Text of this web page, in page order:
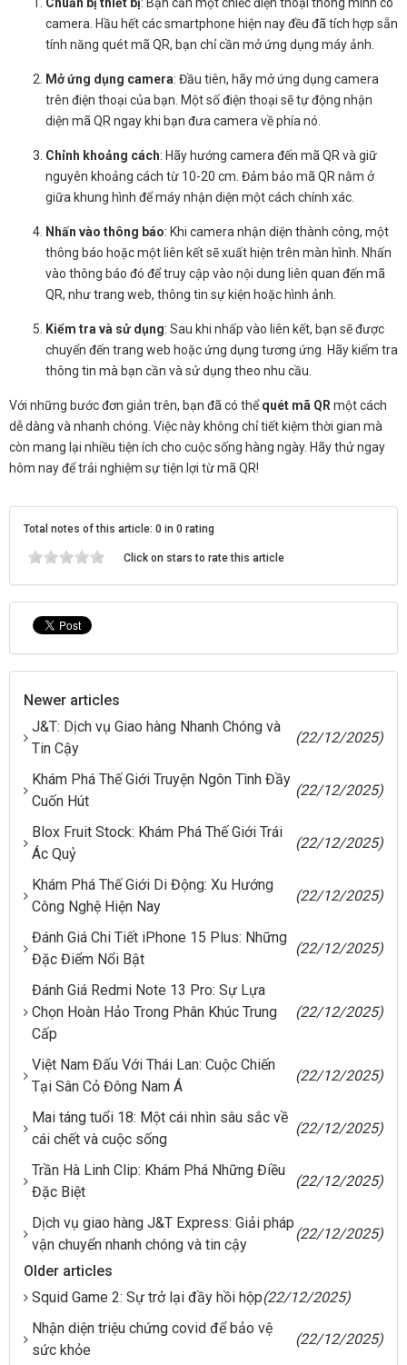
camera. Hầu hết các smartphone hiện nay đều đã tích hợp sẵn
tính năng quét mã QR, bạn chỉ cần mở ứng dụng máy ảnh.
Mở ứng dụng camera: Đầu tiên, hãy mở ứng dụng camera
trên điện thoại của bạn. Một số điện thoại sẽ tự động nhận
diện mã QR ngay khi bạn đưa camera về phía nó.
Chỉnh khoảng cách: Hãy hướng camera đến mã QR và giữ
nguyên khoảng cách từ 10-20 cm. Đảm bảo mã QR nằm ở
giữa khung hình để máy nhận diện một cách chính xác.
Nhấn vào thông báo: Khi camera nhận diện thành công, một
thông báo hoặc một liên kết sẽ xuất hiện trên màn hình. Nhấn
vào thông báo đó để truy cập vào nội dung liên quan đến mã
QR, như trang web, thông tin sự kiện hoặc hình ảnh.
Kiểm tra và sử dụng: Sau khi nhấp vào liên kết, bạn sẽ được
chuyển đến trang web hoặc ứng dụng tương ứng. Hãy kiểm tra
thông tin mà bạn cần và sử dụng theo nhu cầu.
Với những bước đơn giản trên, bạn đã có thểquét mã QR một cách
dễ dàng và nhanh chóng. Việc này không chỉ tiết kiệm thời gian mà
còn mang lại nhiều tiện ích cho cuộc sống hàng ngày. Hãy thử ngay
hôm nay để trải nghiệm sự tiện lợi từ mã QR!
Total notes of this article: 0 in 0 rating
Click on stars to rate this article
Newer articles
J&T: Dịch vụ Giao hàng Nhanh Chóng và
Tin Cậy
(22/12/2025)
Khám Phá Thế Giới Truyện Ngôn Tình Đầy
Cuốn Hút
(22/12/2025)
Blox Fruit Stock: Khám Phá Thế Giới Trái
Ác Quỷ
(22/12/2025)
Khám Phá Thế Giới Di Động: Xu Hướng
Công Nghệ Hiện Nay
(22/12/2025)
Đánh Giá Chi Tiết iPhone 15 Plus: Những
Đặc Điểm Nổi Bật
(22/12/2025)
Đánh Giá Redmi Note 13 Pro: Sự Lựa
Chọn Hoàn Hảo Trong Phân Khúc Trung
Cấp
(22/12/2025)
Việt Nam Đấu Với Thái Lan: Cuộc Chiến
Tại Sân Cỏ Đông Nam Á
(22/12/2025)
Mai táng tuổi 18: Một cái nhìn sâu sắc về
cái chết và cuộc sống
(22/12/2025)
Trần Hà Linh Clip: Khám Phá Những Điều
Đặc Biệt
(22/12/2025)
Dịch vụ giao hàng J&T Express: Giải pháp
vận chuyển nhanh chóng và tin cậy
(22/12/2025)
Older articles
Squid Game 2: Sự trở lại đầy hồi hộp(22/12/2025)
Nhận diện triệu chứng covid để bảo vệ
sức khỏe
(22/12/2025)